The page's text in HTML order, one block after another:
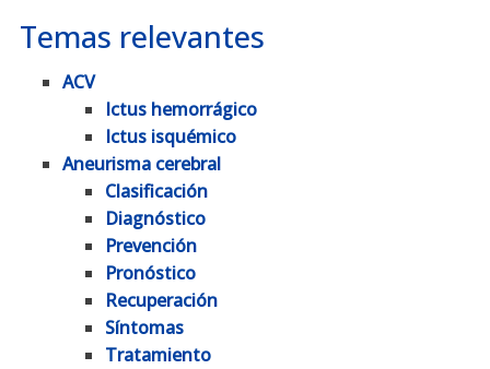
Temas relevantes
ACV
Ictus hemorrágico
Ictus isquémico
Aneurisma cerebral
Clasificación
Diagnóstico
Prevención
Pronóstico
Recuperación
Síntomas
Tratamiento